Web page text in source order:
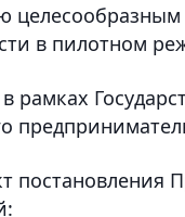
в пилотном
рамках
постановления